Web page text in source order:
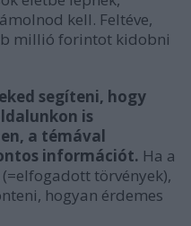
kell. Feltéve,
millió forintot kidobni
segíteni, hogy
is
a témával
információt. Ha a
törvények),
hogyan érdemes